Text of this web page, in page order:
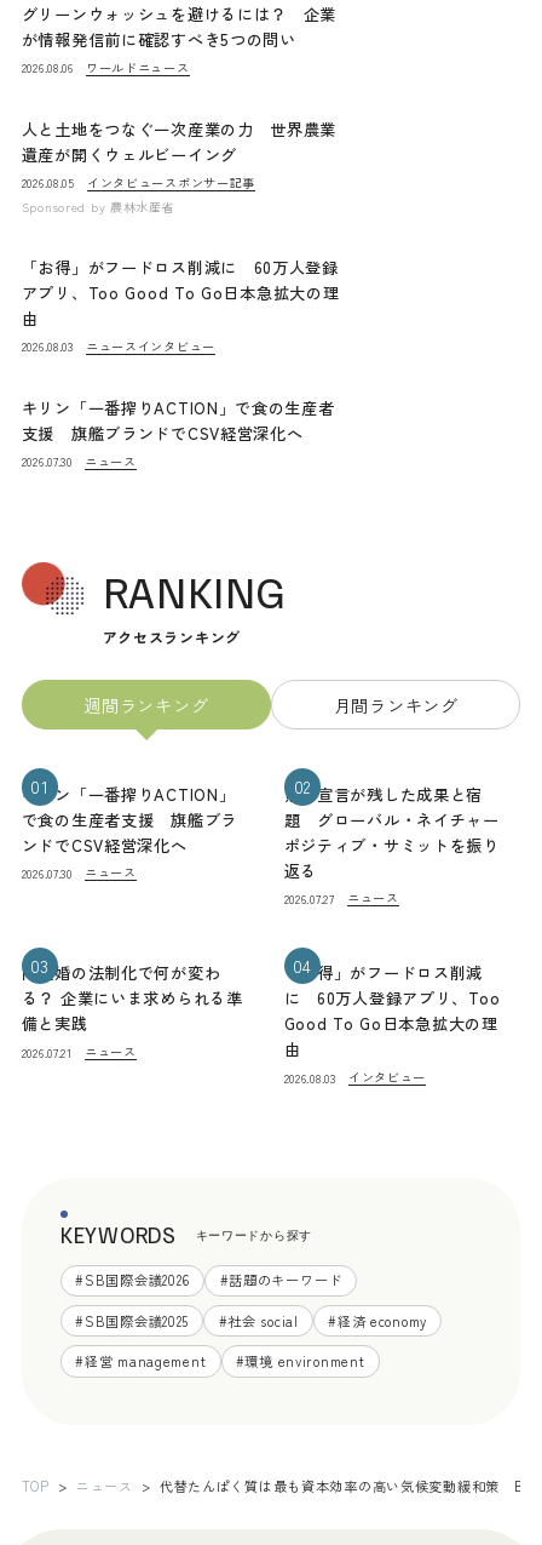
グリーンウォッシュを避けるには？ 企業
が情報発信前に確認すべき5つの問い
2026.08.06 ワールドニュース
人と土地をつなぐ一次産業の力 世界農業
遺産が開くウェルビーイング
2026.08.05 インタビュー スポンサー記事
Sponsored by 農林水産省
「お得」がフードロス削減に 60万人登録
アプリ、Too Good To Go日本急拡大の理
由
2026.08.03 ニュース インタビュー
キリン「一番搾りACTION」で食の生産者
支援 旗艦ブランドでCSV経営深化へ
2026.07.30 ニュース
RANKING
アクセスランキング
週間ランキング 月間ランキング
01
キリン「一番搾りACTION」
で食の生産者支援 旗艦ブラ
ンドでCSV経営深化へ
2026.07.30 ニュース
02
熊本宣言が残した成果と宿
題 グローバル・ネイチャー
ポジティブ・サミットを振り
返る
2026.07.27 ニュース
03
同性婚の法制化で何が変わ
る？ 企業にいま求められる準
備と実践
2026.07.21 ニュース
04
「お得」がフードロス削減
に 60万人登録アプリ、Too
Good To Go日本急拡大の理
由
2026.08.03 インタビュー
KEYWORDS キーワードから探す
#SB国際会議2026 #話題のキーワード
#SB国際会議2025 #社会 social #経済 economy
#経営 management #環境 environment
TOP ニュース 代替たんぱく質は最も資本効率の高い気候変動緩和策